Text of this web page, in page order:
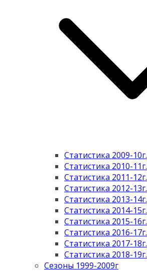
Статистика 2009-10г.
Статистика 2010-11г.
Статистика 2011-12г.
Статистика 2012-13г.
Статистика 2013-14г.
Статистика 2014-15г.
Статистика 2015-16г.
Статистика 2016-17г.
Статистика 2017-18г.
Статистика 2018-19г.
Сезоны 1999-2009г